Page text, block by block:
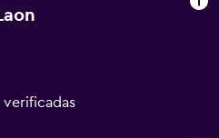
verificadas